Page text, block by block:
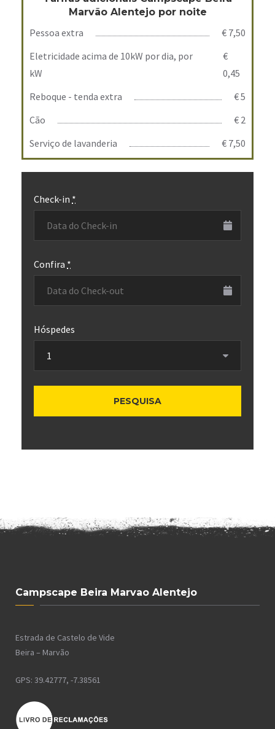
Marvão Alentejo por noite
Pessoa extra
€ 7,50
Eletricidade acima de 10kW por dia, por
kW
€
0,45
Reboque - tenda extra
€ 5
Cão
€ 2
Serviço de lavanderia
€ 7,50
Check-in *
Confira *
Hóspedes
Campscape Beira Marvao Alentejo
Estrada de Castelo de Vide
Beira – Marvão
GPS: 39.42777, -7.38561